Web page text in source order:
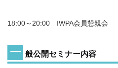
18:00～20:00 IWPA会員懇親会
一 般公開セミナー内容